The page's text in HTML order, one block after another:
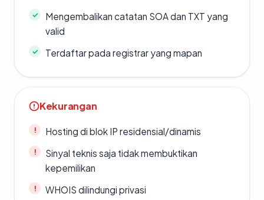
Mengembalikan catatan SOA dan TXT yang
valid
Terdaftar pada registrar yang mapan
Kekurangan
Hosting di blok IP residensial/dinamis
Sinyal teknis saja tidak membuktikan
kepemilikan
WHOIS dilindungi privasi